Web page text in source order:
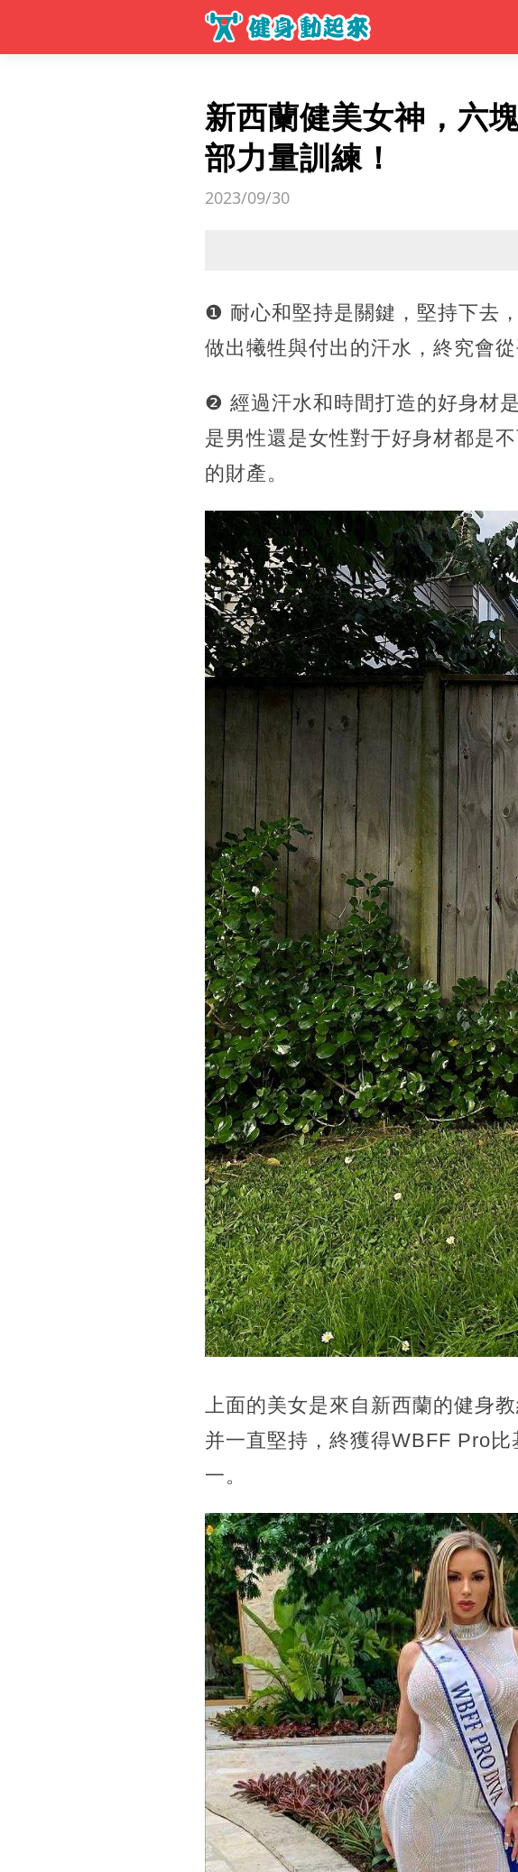
新西蘭健美女神，六
部力量訓練！
2023/09/30
❶ 耐心和堅持是關鍵，堅持下去
做出犧牲與付出的汗水，終究會從
❷ 經過汗水和時間打造的好身材
是男性還是女性對于好身材都是
的財產。
上面的美女是來自新西蘭的健身
并一直堅持，終獲得WBFF Pro
一。